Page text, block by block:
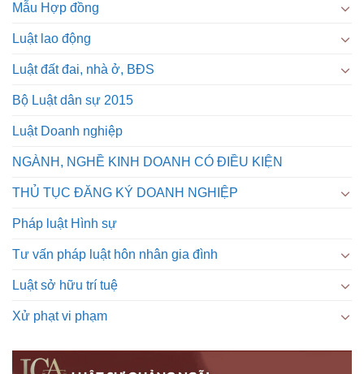
Mẫu Hợp đồng
Luật lao động
Luật đất đai, nhà ở, BĐS
Bộ Luật dân sự 2015
Luật Doanh nghiệp
NGÀNH, NGHỀ KINH DOANH CÓ ĐIỀU KIỆN
THỦ TỤC ĐĂNG KÝ DOANH NGHIỆP
Pháp luật Hình sự
Tư vấn pháp luật hôn nhân gia đình
Luật sở hữu trí tuệ
Xử phạt vi phạm